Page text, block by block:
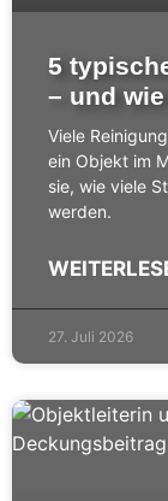
5
– und
Viele
ein Objekt im
sie, wie viele
werden.
27. Juli 2026